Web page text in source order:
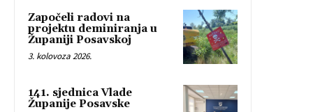
Započeli radovi na
projektu deminiranja u
Županiji Posavskoj
3. kolovoza 2026.
141. sjednica Vlade
Županije Posavske